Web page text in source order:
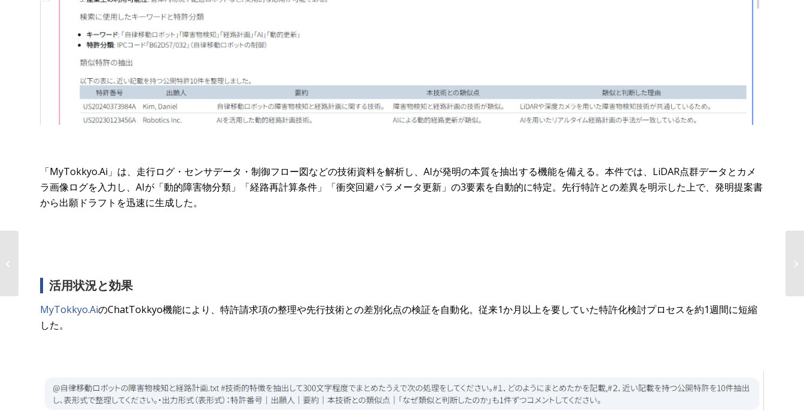
「MyTokkyo.Ai」は、走行ログ・センサデータ・制御フロー図などの技術資料を解析し、AIが発明の本質を抽出する機能を備える。本件では、LiDAR点群データとカメ
ラ画像ログを入力し、AIが「動的障害物分類」「経路再計算条件」「衝突回避パラメータ更新」の3要素を自動的に特定。先行特許との差異を明示した上で、発明提案書
から出願ドラフトを迅速に生成した。
活用状況と効果
MyTokkyo.AiのChatTokkyo機能により、特許請求項の整理や先行技術との差別化点の検証を自動化。従来1か月以上を要していた特許化検討プロセスを約1週間に短縮
した。